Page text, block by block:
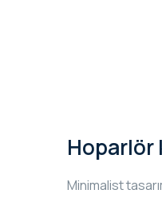
Minimalist